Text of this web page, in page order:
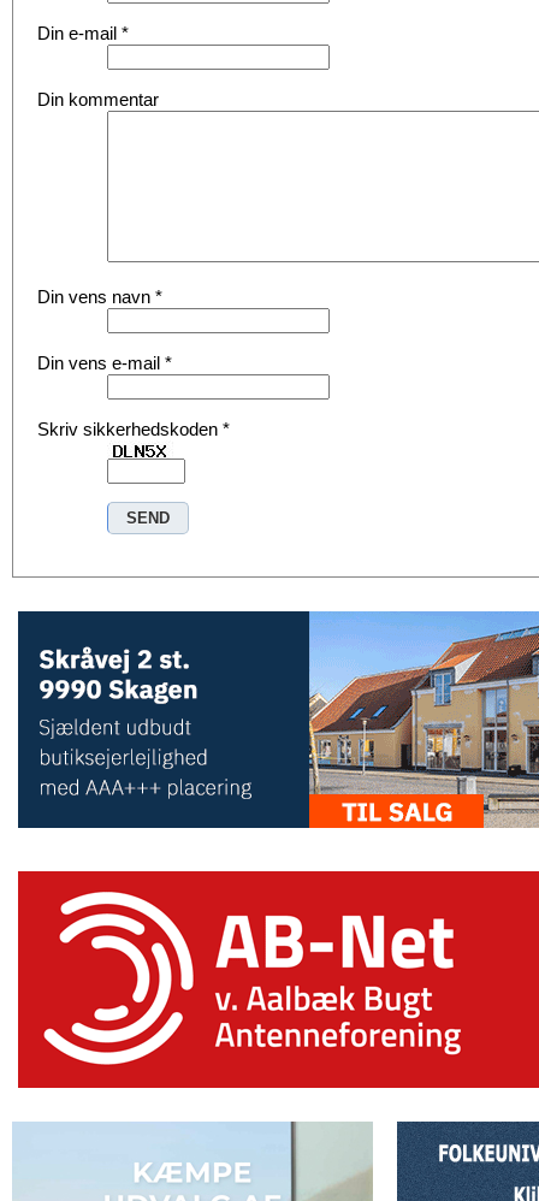
Din e-mail *
Din kommentar
Din vens navn *
Din vens e-mail *
Skriv sikkerhedskoden *